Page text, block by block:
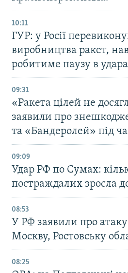
10:11
ГУР: у Росії
виробництва ракет,
робитиме паузу в
09:31
«Ракета цілей не
заявили про
та «Бандеролей» під
09:09
Удар РФ по Сумах:
постраждалих зросла
08:53
У РФ заявили про
Москву, Ростовську
08:25